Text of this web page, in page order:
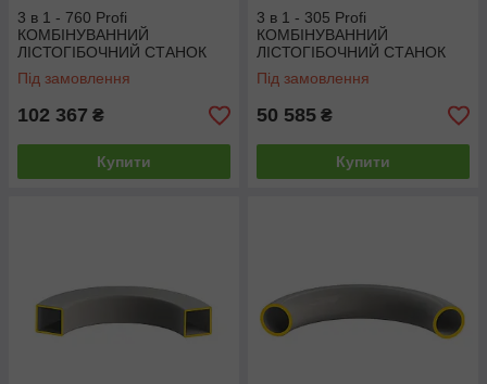
3 в 1 - 760 Profi
КОМБІНУВАННИЙ
ЛІСТОГІБОЧНИЙ СТАНОК
3В1 Bernardo <unk>
Універсальний листогин 3В1
Під замовлення
102 367 ₴
Купити
3 в 1 - 305 Profi
КОМБІНУВАННИЙ
ЛІСТОГІБОЧНИЙ СТАНОК
3В1 Bernardo <unk>
Універсальний листогин 3В1
Під замовлення
50 585 ₴
Купити